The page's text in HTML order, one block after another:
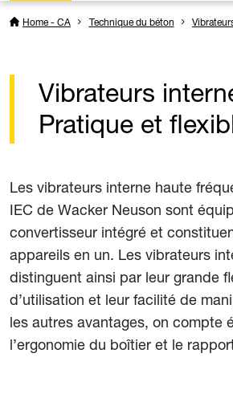
Home - CA Technique du béton
Vibrateurs
Pratique et
Les vibrateurs interne haute
IEC de Wacker Neuson sont
convertisseur intégré et
appareils en un. Les vibrateurs
distinguent ainsi par leur grande
d’utilisation et leur facilité de
les autres avantages, on compte
l’ergonomie du boîtier et le